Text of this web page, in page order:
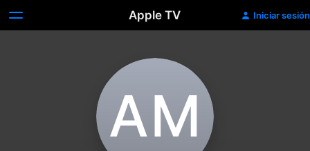
Apple TV Iniciar sesión
A‌M